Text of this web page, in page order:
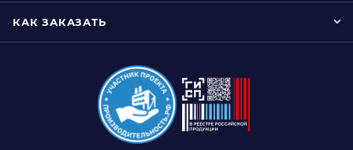
КАК ЗАКАЗАТЬ